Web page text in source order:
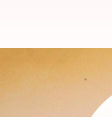
భోపాల్ జన్